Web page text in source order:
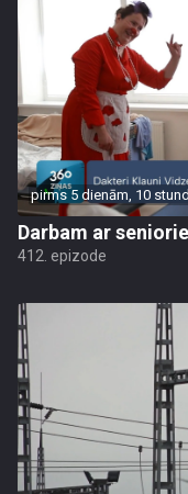
pirms 5 dienām, 10
Darbam ar
412. epizode